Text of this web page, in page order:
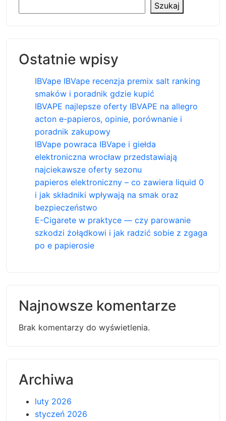
Szukaj
Ostatnie wpisy
IBVape IBVape recenzja premix salt ranking
smaków i poradnik gdzie kupić
IBVAPE najlepsze oferty IBVAPE na allegro
acton e-papieros, opinie, porównanie i
poradnik zakupowy
IBVape powraca IBVape i giełda
elektroniczna wrocław przedstawiają
najciekawsze oferty sezonu
papieros elektroniczny – co zawiera liquid 0
i jak składniki wpływają na smak oraz
bezpieczeństwo
E-Cigarete w praktyce — czy parowanie
szkodzi żołądkowi i jak radzić sobie z zgaga
po e papierosie
Najnowsze komentarze
Brak komentarzy do wyświetlenia.
Archiwa
luty 2026
styczeń 2026